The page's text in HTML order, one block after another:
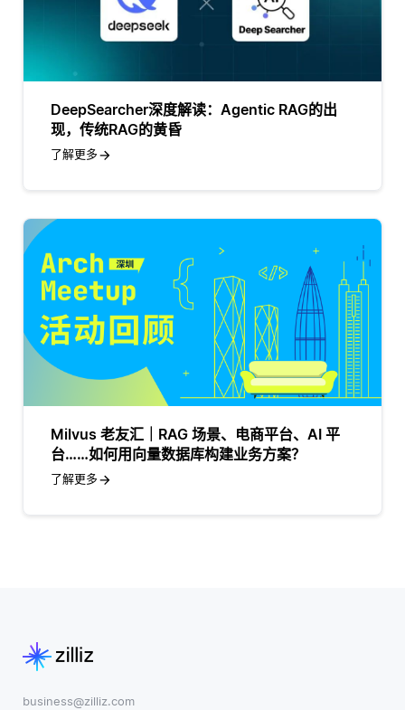
DeepSearcher深度解读：Agentic RAG的出
现，传统RAG的黄昏
了解更多
Milvus 老友汇｜RAG 场景、电商平台、AI 平
台……如何用向量数据库构建业务方案？
了解更多
business@zilliz.com